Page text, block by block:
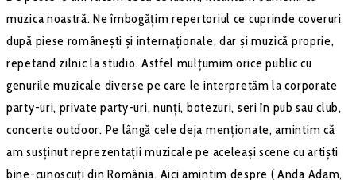
muzica noastră. Ne îmbogățim repertoriul ce cuprinde coveruri
după piese românești și internaționale, dar și muzică proprie,
repetand zilnic la studio. Astfel mulțumim orice public cu
genurile muzicale diverse pe care le interpretăm la corporate
party-uri, private party-uri, nunți, botezuri, seri în pub sau club,
concerte outdoor. Pe lângă cele deja menționate, amintim că
am susținut reprezentații muzicale pe aceleași scene cu artiști
bine-cunoscuți din România. Aici amintim despre ( Anda Adam,